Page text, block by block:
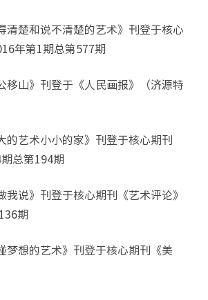
清楚和说不清楚的艺术》刊登于核心
年第1期总第577期
移山》刊登于《人民画报》（济源特
的艺术小小的家》刊登于核心期刊
总第194期
我说》刊登于核心期刊《艺术评论》
期
梦想的艺术》刊登于核心期刊《美